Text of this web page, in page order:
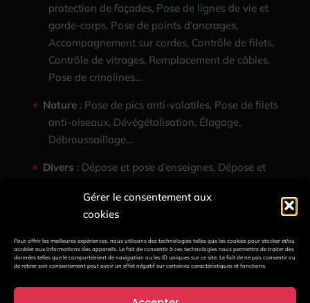
Gérer le consentement aux
cookies
Pour offrir les meilleures expériences, nous utilisons des technologies telles que les cookies pour stocker et/ou
accéder aux informations des appareils. Le fait de consentir à ces technologies nous permettra de traiter des
données telles que le comportement de navigation ou les ID uniques sur ce site. Le fait de ne pas consentir ou
de retirer son consentement peut avoir un effet négatif sur certaines caractéristiques et fonctions.
protection de façades, Pose de lignes de vie et
garde-corps, Pose de points d’ancrages,
Accompagnement sur cordes, Contrôle de filets,
Contrôle de vitrages, Remplacement de câbles,
Pose de crinolines…
Nature : Pose de pics anti-volatiles, Pose de filets
anti-oiseaux, Dévégétalisation, Élagage,
Débroussaillage…
Divers : Dépose et pose d’enseignes, Dépose et
publicitaires, Descente du père-noël, Installation
de structures, Installation d’écrans géants
Nous contacter